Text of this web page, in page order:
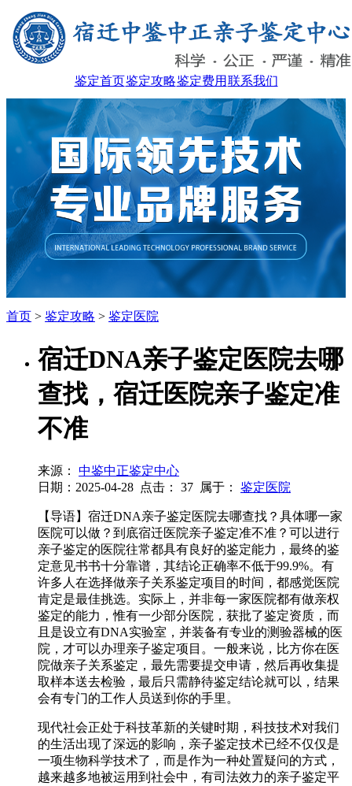
鉴定首页鉴定攻略鉴定费用 联系我们
首页 > 鉴定攻略 > 鉴定医院
宿迁DNA亲子鉴定医院去哪
查找，宿迁医院亲子鉴定准
不准
来源：
中鉴中正鉴定中心
日期：2025-04-28 点击： 37 属于： 鉴定医院
【导语】宿迁DNA亲子鉴定医院去哪查找？具体哪一家
医院可以做？到底宿迁医院亲子鉴定准不准？可以进行
亲子鉴定的医院往常都具有良好的鉴定能力，最终的鉴
定意见书书十分靠谱，其结论正确率不低于99.9%。有
许多人在选择做亲子关系鉴定项目的时间，都感觉医院
肯定是最佳挑选。实际上，并非每一家医院都有做亲权
鉴定的能力，惟有一少部分医院，获批了鉴定资质，而
且是设立有DNA实验室，并装备有专业的测验器械的医
院，才可以办理亲子鉴定项目。一般来说，比方你在医
院做亲子关系鉴定，最先需要提交申请，然后再收集提
取样本送去检验，最后只需静待鉴定结论就可以，结果
会有专门的工作人员送到你的手里。
现代社会正处于科技革新的关键时期，科技技术对我们
的生活出现了深远的影响，亲子鉴定技术已经不仅仅是
一项生物科学技术了，而是作为一种处置疑问的方式，
越来越多地被运用到社会中，有司法效力的亲子鉴定平